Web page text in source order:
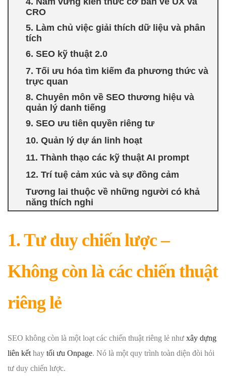
CRO
5. Làm chủ việc giải thích dữ liệu và phân
tích
6. SEO kỹ thuật 2.0
7. Tối ưu hóa tìm kiếm đa phương thức và
trực quan
8. Chuyên môn về SEO thương hiệu và
quản lý danh tiếng
9. SEO ưu tiên quyền riêng tư
10. Quản lý dự án linh hoạt
11. Thành thạo các kỹ thuật AI prompt
12. Trí tuệ cảm xúc và sự đồng cảm
Tương lai thuộc về những người có khả
năng thích nghi
1. Tư duy chiến lược –
Không còn là các chiến thuật
riêng lẻ
SEO không còn là một loạt các chiến thuật riêng lẻ như xây dựng
liên kết hay tối ưu Onpage. Nó là một quy trình toàn diện đòi hỏi
tư duy chiến lược.